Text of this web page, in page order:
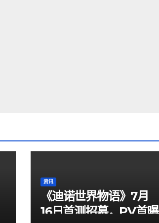
资讯
《迪诺世界物语》7月
16日首测招募，PV首曝